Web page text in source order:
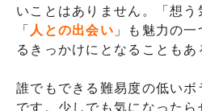
いことはありません。「想う
「 人との出会い 」も魅力の
るきっかけにとなることもあ
誰でもできる難易度の低いボ
です。少しでも気になったら